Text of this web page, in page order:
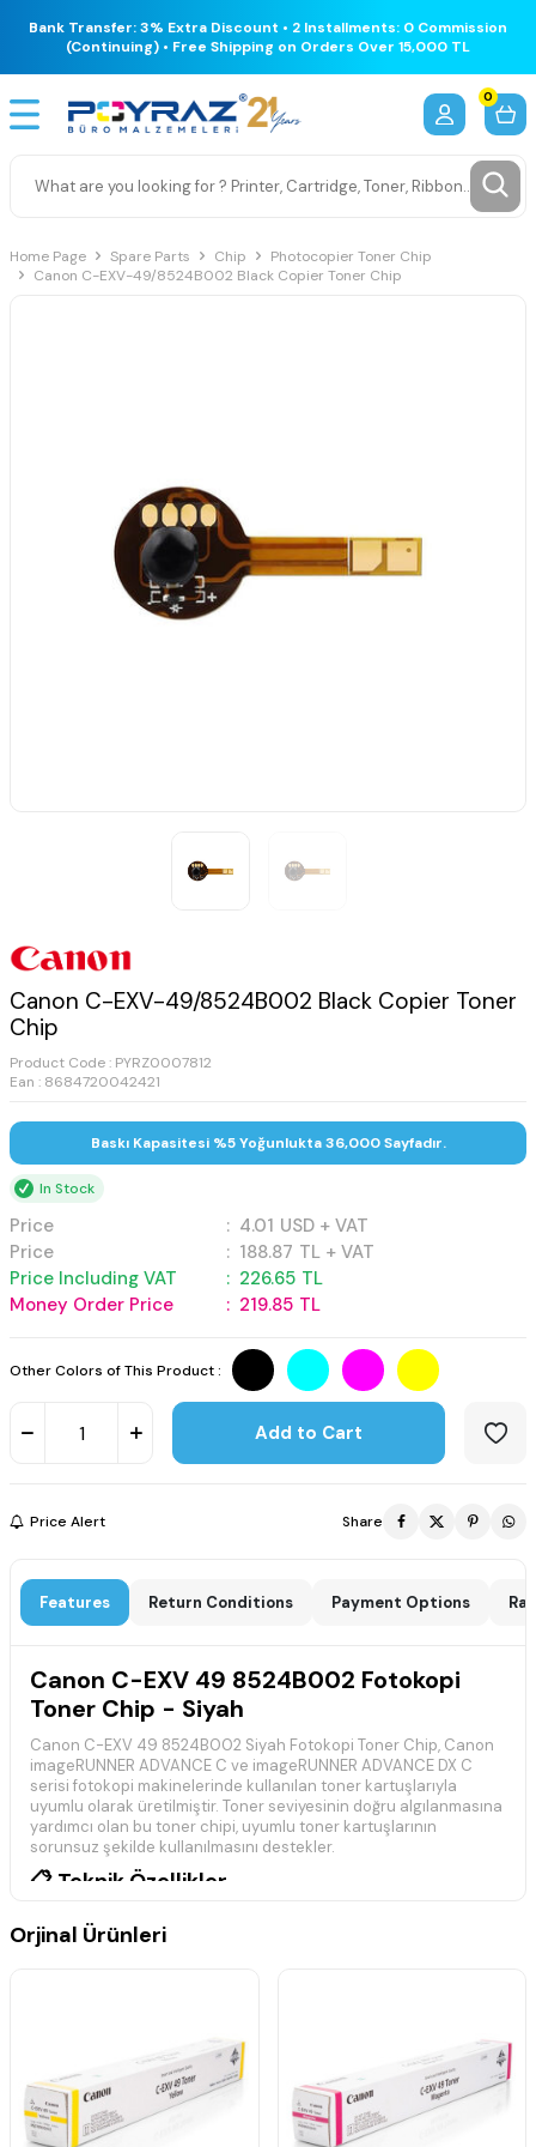
Bank Transfer: 3% Extra Discount • 2 Installments: 0 Commission
(Continuing) • Free Shipping on Orders Over 15,000 TL
0
Home Page Spare Parts Chip
Photocopier Toner Chip
Canon C-EXV-49/8524B002 Black Copier Toner Chip
Canon C-EXV-49/8524B002 Black Copier Toner
Chip
Product Code : PYRZ0007812
Ean : 8684720042421
Baskı Kapasitesi %5 Yoğunlukta 36,000 Sayfadır.
In Stock
Price : 4.01 USD + VAT
Price
: 188.87 TL + VAT
Price Including VAT
: 226.65 TL
Money Order Price
: 219.85 TL
Other Colors of This Product :
Add to Cart
Price Alert Share
Features Return Conditions Payment Options
Canon C-EXV 49 8524B002 Fotokopi
Toner Chip - Siyah
Canon C-EXV 49 8524B002 Siyah Fotokopi Toner Chip, Canon
imageRUNNER ADVANCE C ve imageRUNNER ADVANCE DX C
serisi fotokopi makinelerinde kullanılan toner kartuşlarıyla
uyumlu olarak üretilmiştir. Toner seviyesinin doğru algılanmasına
yardımcı olan bu toner chipi, uyumlu toner kartuşlarının
sorunsuz şekilde kullanılmasını destekler.
📋 Teknik Özellikler
Model:Canon C-EXV 49
Canon imageRUNNER ADVANCE C ve
imageRUNNER ADVANCE DX C Serisi
Durum:
🖨️ Uyumlu Yazıcı Modelleri
Orjinal Ürünleri